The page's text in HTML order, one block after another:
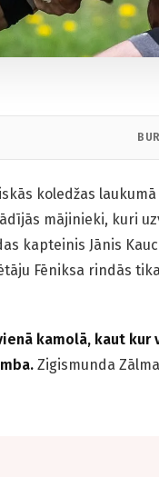
koledžas
mājinieki, kuri
kapteinis Jānis
Fēniksa rindās
kamolā, kaut kur
Zigismunda